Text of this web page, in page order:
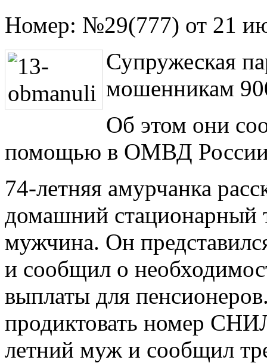
Номер: №29(777) от 21
Супружеская
мошенникам
Об этом они
помощью в ОМВД России
74-летняя амурчанка
домашний стационарный
мужчина. Он
и сообщил о
выплаты для
продиктовать номер
летний муж и сообщил